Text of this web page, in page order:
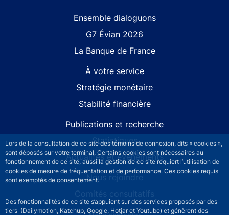
Lors de la consultation de ce site des témoins de connexion, dits « cookies »,
sont déposés sur votre terminal. Certains cookies sont nécessaires au
fonctionnement de ce site, aussi la gestion de ce site requiert l’utilisation de
cookies de mesure de fréquentation et de performance. Ces cookies requis
sont exemptés de consentement.
Des fonctionnalités de ce site s’appuient sur des services proposés par des
tiers (Dailymotion, Katchup, Google, Hotjar et Youtube) et génèrent des
Ensemble dialoguons
G7 Évian 2026
La Banque de France
À votre service
Stratégie monétaire
Stabilité financière
Publications et recherche
Statistiques
Actualités et événements
Nous rejoindre
Comités consultatifs